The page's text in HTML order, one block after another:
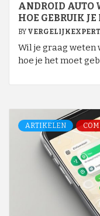
ANDROID AUTO
HOE GEBRUIK
BY VERGELIJKEXPERT
Wil je graag weten
hoe je het moet
ARTIKELEN